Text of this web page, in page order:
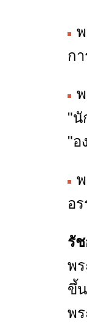
ก
"นั
"อ
อ
รั
พ
ขึ้
พ